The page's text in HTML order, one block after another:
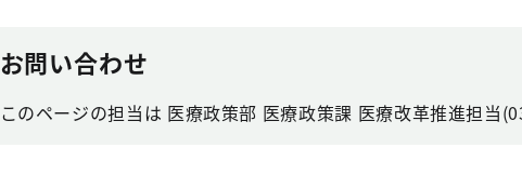
お問い合わせ
このページの担当は 医療政策部 医療政策課 医療改革推進担当